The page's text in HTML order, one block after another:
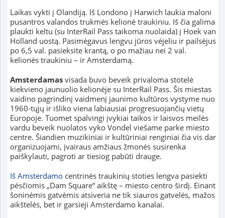
Laikas vykti į Olandiją. Iš Londono į Harwich laukia maloni
pusantros valandos trukmės kelionė traukiniu. Iš čia galima
plaukti keltu (su InterRail Pass taikoma nuolaida) į Hoek van
Holland uostą. Pasimėgavus lengvu jūros vėjeliu ir pailsėjus
po 6,5 val. pasieksite krantą, o po mažiau nei 2 val.
kelionės traukiniu – ir Amsterdamą.
Amsterdamasvisada buvo beveik privaloma stotelė
kiekvieno jaunuolio kelionėje su InterRail Pass. Šis miestas
vaidino pagrindinį vaidmenį jaunimo kultūros vystyme nuo
1960-tųjų ir išliko viena labiausiai progresuojančių vietų
Europoje. Tuomet spalvingi įvykiai taikos ir laisvos meilės
vardu beveik nuolatos vyko Vondel viešame parke miesto
centre. Šiandien muzikiniai ir kultūriniai renginiai čia vis dar
organizuojami, įvairaus amžiaus žmonės susirenka
paiškylauti, pagroti ar tiesiog pabūti drauge.
Iš Amsterdamocentrinės traukinių stoties lengva pasiekti
pėsčiomis „Dam Square“ aikštę – miesto centro širdį. Einant
šoninėmis gatvėmis atsiveria ne tik siauros gatvelės, mažos
aikštelės, bet ir garsieji Amsterdamo kanalai.